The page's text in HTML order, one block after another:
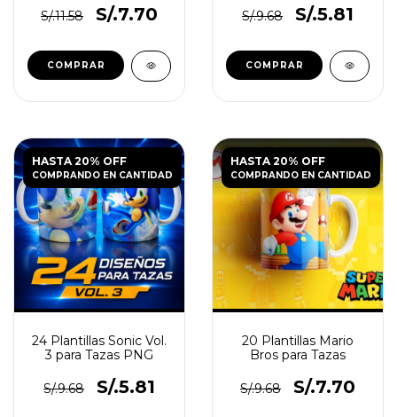
S/.11.58 S/.7.70 S/.9.68 S/.5.81
HASTA 20% OFF
COMPRANDO EN CANTIDAD
24 Plantillas Sonic Vol.
3 para Tazas PNG
S/.9.68 S/.5.81
HASTA 20% OFF
COMPRANDO EN CANTIDAD
20 Plantillas Mario
Bros para Tazas
S/.9.68 S/.7.70